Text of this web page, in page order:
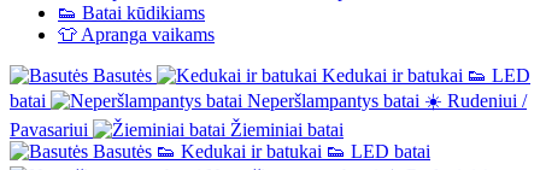
👟 Batai kūdikiams
👕Apranga vaikams
Basutės
Kedukai ir batukai 👟 LED
batai
Neperšlampantys batai ☀️ Rudeniui /
Pavasariui
Žieminiai batai
Basutės 👟 Kedukai ir batukai 👟 LED batai